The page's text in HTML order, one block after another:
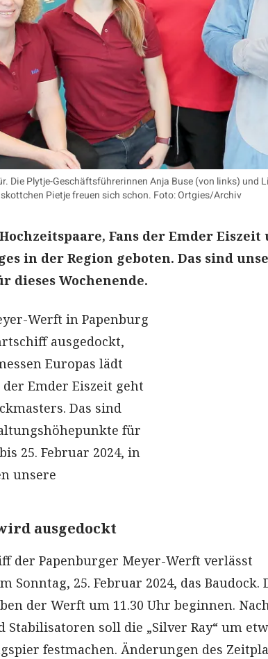
Die Plytje-Geschäftsführerinnen Anja Buse (von links) und
Pietje freuen sich schon. Foto: Ortgies/Archiv
Fans der Emder Eiszeit
in der Region geboten. Das sind
dieses Wochenende.
Werft in Papenburg
ausgedockt,
Europas lädt
Emder Eiszeit geht
Das sind
für
25. Februar 2024, in
unsere
ausgedockt
der Papenburger Meyer-Werft verlässt
Sonntag, 25. Februar 2024, das Baudock.
der Werft um 11.30 Uhr beginnen.
Stabilisatoren soll die „Silver Ray“ um
festmachen. Änderungen des